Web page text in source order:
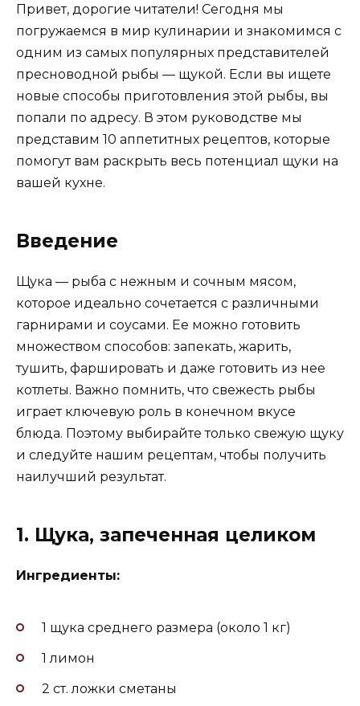
Привет, дорогие читатели! Сегодня мы
погружаемся в мир кулинарии и знакомимся с
одним из самых популярных представителей
пресноводной рыбы — щукой. Если вы ищете
новые способы приготовления этой рыбы, вы
попали по адресу. В этом руководстве мы
представим 10 аппетитных рецептов, которые
помогут вам раскрыть весь потенциал щуки на
вашей кухне.
Введение
Щука — рыба с нежным и сочным мясом,
которое идеально сочетается с различными
гарнирами и соусами. Ее можно готовить
множеством способов: запекать, жарить,
тушить, фаршировать и даже готовить из нее
котлеты. Важно помнить, что свежесть рыбы
играет ключевую роль в конечном вкусе
блюда. Поэтому выбирайте только свежую щуку
и следуйте нашим рецептам, чтобы получить
наилучший результат.
1. Щука, запеченная целиком
Ингредиенты:
1 щука среднего размера (около 1 кг)
1 лимон
2 ст. ложки сметаны